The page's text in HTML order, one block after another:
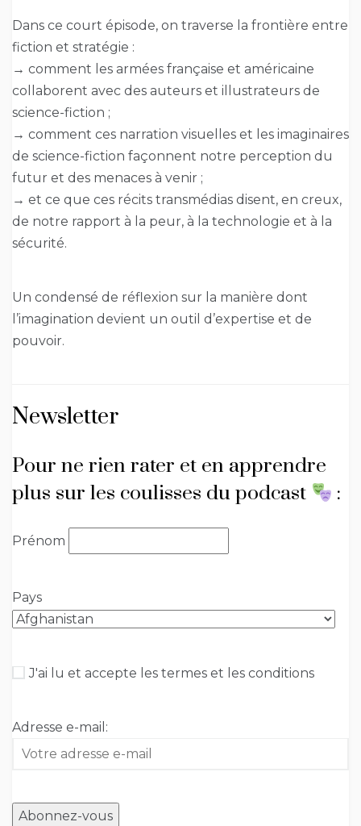
Dans ce court épisode, on traverse la frontière entre
fiction et stratégie :
→ comment les armées française et américaine
collaborent avec des auteurs et illustrateurs de
science-fiction ;
→ comment ces narration visuelles et les imaginaires
de science-fiction façonnent notre perception du
futur et des menaces à venir ;
→ et ce que ces récits transmédias disent, en creux,
de notre rapport à la peur, à la technologie et à la
sécurité.
Un condensé de réflexion sur la manière dont
l’imagination devient un outil d’expertise et de
pouvoir.
Newsletter
Pour ne rien rater et en apprendre
plus sur les coulisses du podcast
:
Prénom
Pays
J'ai lu et accepte les termes et les conditions
Adresse e-mail: